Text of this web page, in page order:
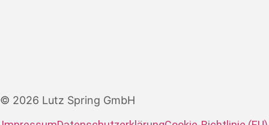
© 2026 Lutz Spring GmbH